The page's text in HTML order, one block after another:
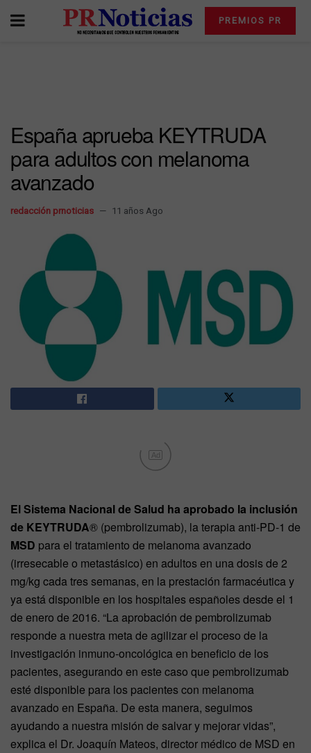
PREMIOS PR
España aprueba KEYTRUDA
para adultos con melanoma
avanzado
redacción prnoticias 11 años Ago
Ad
El Sistema Nacional de Salud ha aprobado la inclusión
de KEYTRUDA® (pembrolizumab), la terapia anti-PD-1 de
MSD para el tratamiento de melanoma avanzado
(irresecable o metastásico) en adultos en una dosis de 2
mg/kg cada tres semanas, en la prestación farmacéutica y
ya está disponible en los hospitales españoles desde el 1
de enero de 2016. “La aprobación de pembrolizumab
responde a nuestra meta de agilizar el proceso de la
investigación inmuno-oncológica en beneficio de los
pacientes, asegurando en este caso que pembrolizumab
esté disponible para los pacientes con melanoma
avanzado en España. De esta manera, seguimos
ayudando a nuestra misión de salvar y mejorar vidas”,
explica el Dr. Joaquín Mateos, director médico de MSD en